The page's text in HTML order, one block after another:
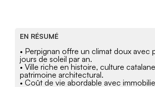
EN RÉSUMÉ
• Perpignan offre un climat doux avec
jours de soleil par an.
• Ville riche en histoire, culture
patrimoine architectural.
• Coût de vie abordable avec